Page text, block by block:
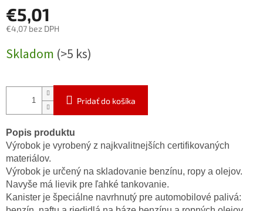
€5,01
€4,07 bez DPH
cena:
Skladom (>5 ks)
Pridať do košíka
Popis produktu
Výrobok je vyrobený z najkvalitnejších certifikovaných
materiálov.
Výrobok je určený na skladovanie benzínu, ropy a olejov.
Navyše má lievik pre ľahké tankovanie.
Kanister je špeciálne navrhnutý pre automobilové palivá: